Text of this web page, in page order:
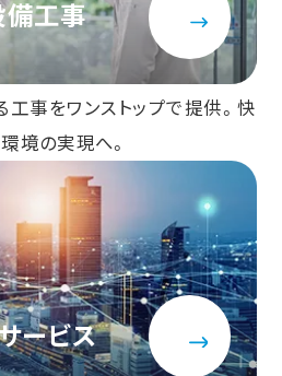
備工事
工事をワンストップで提供。快
境の実現へ。
ービス